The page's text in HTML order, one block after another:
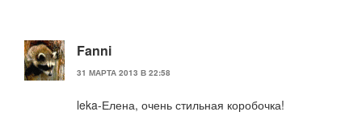
Fanni
31 МАРТА 2013 В 22:58
leka-Елена, очень стильная коробочка!